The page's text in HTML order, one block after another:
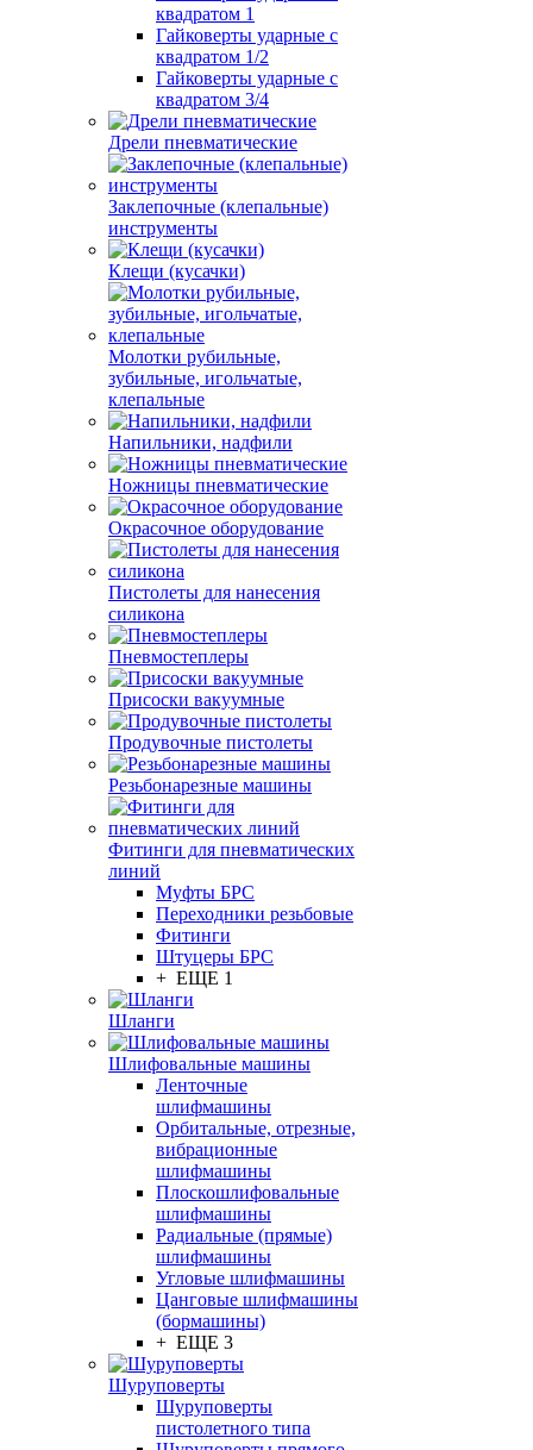
квадратом 1
Гайковерты ударные с
квадратом 1/2
Гайковерты ударные с
квадратом 3/4
Дрели пневматические
Заклепочные (клепальные)
инструменты
Клещи (кусачки)
Молотки рубильные,
зубильные, игольчатые,
клепальные
Напильники, надфили
Ножницы пневматические
Окрасочное оборудование
Пистолеты для нанесения
силикона
Пневмостеплеры
Присоски вакуумные
Продувочные пистолеты
Резьбонарезные машины
Фитинги для пневматических
линий
Муфты БРС
Переходники резьбовые
Фитинги
Штуцеры БРС
+ ЕЩЕ 1
Шланги
Шлифовальные машины
Ленточные
шлифмашины
Орбитальные, отрезные,
вибрационные
шлифмашины
Плоскошлифовальные
шлифмашины
Радиальные (прямые)
шлифмашины
Угловые шлифмашины
Цанговые шлифмашины
(бормашины)
+ ЕЩЕ 3
Шуруповерты
Шуруповерты
пистолетного типа